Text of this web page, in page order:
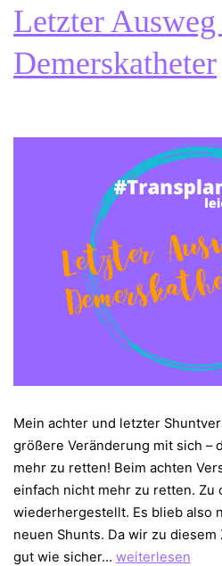
Letzter
Demerskatheter
Mein achter und letzter
größere Veränderung mit sich –
mehr zu retten! Beim achten
einfach nicht mehr zu retten. Zu
wiederhergestellt. Es blieb also
neuen Shunts. Da wir zu
gut wie sicher… Letzter
weiterlesen